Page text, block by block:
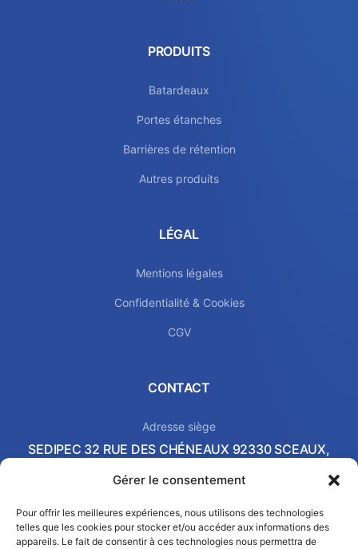
Gérer le consentement
Pour offrir les meilleures expériences, nous utilisons des technologies
telles que les cookies pour stocker et/ou accéder aux informations des
appareils. Le fait de consentir à ces technologies nous permettra de
PRODUITS
Batardeaux
Portes étanches
Barrières de rétention
Autres produits
LÉGAL
Mentions légales
Confidentialité & Cookies
CGV
CONTACT
Adresse siège
SEDIPEC 32 RUE DES CHÉNEAUX 92330 SCEAUX,
Local commercial & Showroom
2 AVENUE PIERRE-GILLES DE GENNES 37540 SAINT-
CYR-SUR-LOIRE, FRANCE